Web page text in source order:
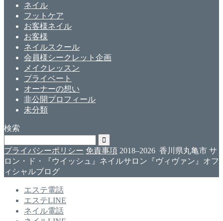
ネイル
フットケア
お客様ネイル
お客様
ネイルスクール
会員様シークレット企画
メイクレッスン
プライベート
オーナーの想い
非公開プロフィール
未分類
検索
プライバシーポリシー 免責事項 2018–2026 香川県丸亀市 サ
ロン・ド・『ウイッシュ』ネイルサロン『ヴィヴァン』オフ
ィシャルブログ
エステ電話
エステLINE
ネイル電話